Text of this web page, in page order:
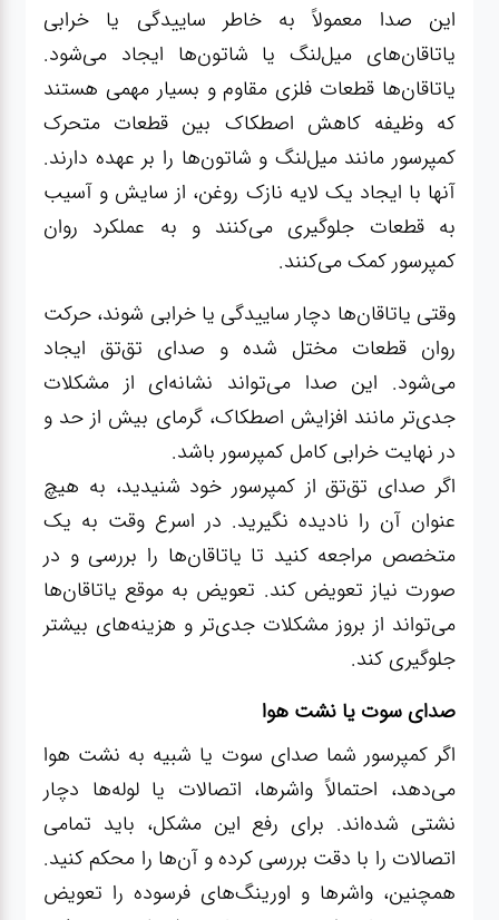
این صدا معمولاً به خاطر ساییدگی یا خرابی
یاتاقان‌های میل‌لنگ یا شاتون‌ها ایجاد می‌شود.
یاتاقان‌ها قطعات فلزی مقاوم و بسیار مهمی هستند
که وظیفه کاهش اصطکاک بین قطعات متحرک
کمپرسور مانند میل‌لنگ و شاتون‌ها را بر عهده دارند.
آنها با ایجاد یک لایه نازک روغن، از سایش و آسیب
به قطعات جلوگیری می‌کنند و به عملکرد روان
کمپرسور کمک می‌کنند.
وقتی یاتاقان‌ها دچار ساییدگی یا خرابی شوند، حرکت
روان قطعات مختل شده و صدای تق‌تق ایجاد
می‌شود. این صدا می‌تواند نشانه‌ای از مشکلات
جدی‌تر مانند افزایش اصطکاک، گرمای بیش از حد و
در نهایت خرابی کامل کمپرسور باشد.
اگر صدای تق‌تق از کمپرسور خود شنیدید، به هیچ
عنوان آن را نادیده نگیرید. در اسرع وقت به یک
متخصص مراجعه کنید تا یاتاقان‌ها را بررسی و در
صورت نیاز تعویض کند. تعویض به موقع یاتاقان‌ها
می‌تواند از بروز مشکلات جدی‌تر و هزینه‌های بیشتر
جلوگیری کند.
صدای سوت یا نشت هوا
اگر کمپرسور شما صدای سوت یا شبیه به نشت هوا
می‌دهد، احتمالاً واشرها، اتصالات یا لوله‌ها دچار
نشتی شده‌اند. برای رفع این مشکل، باید تمامی
اتصالات را با دقت بررسی کرده و آن‌ها را محکم کنید.
همچنین، واشرها و اورینگ‌های فرسوده را تعویض